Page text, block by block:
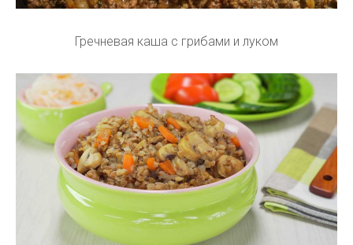
Гречневая каша с грибами и луком